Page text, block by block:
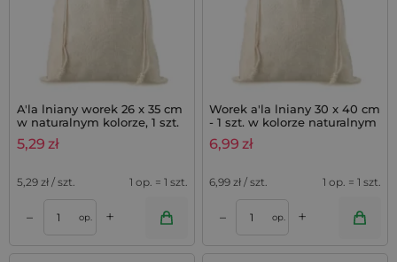
A'la lniany worek 26 x 35 cm
w naturalnym kolorze, 1 szt.
5,29 zł
5,29 zł / szt. 1 op. = 1 szt.
– op. +
Worek a'la lniany 30 x 40 cm
- 1 szt. w kolorze naturalnym
6,99 zł
6,99 zł / szt. 1 op. = 1 szt.
– op. +